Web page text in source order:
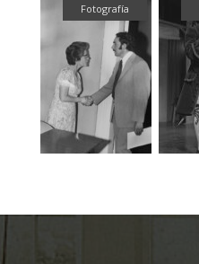
Fotografía